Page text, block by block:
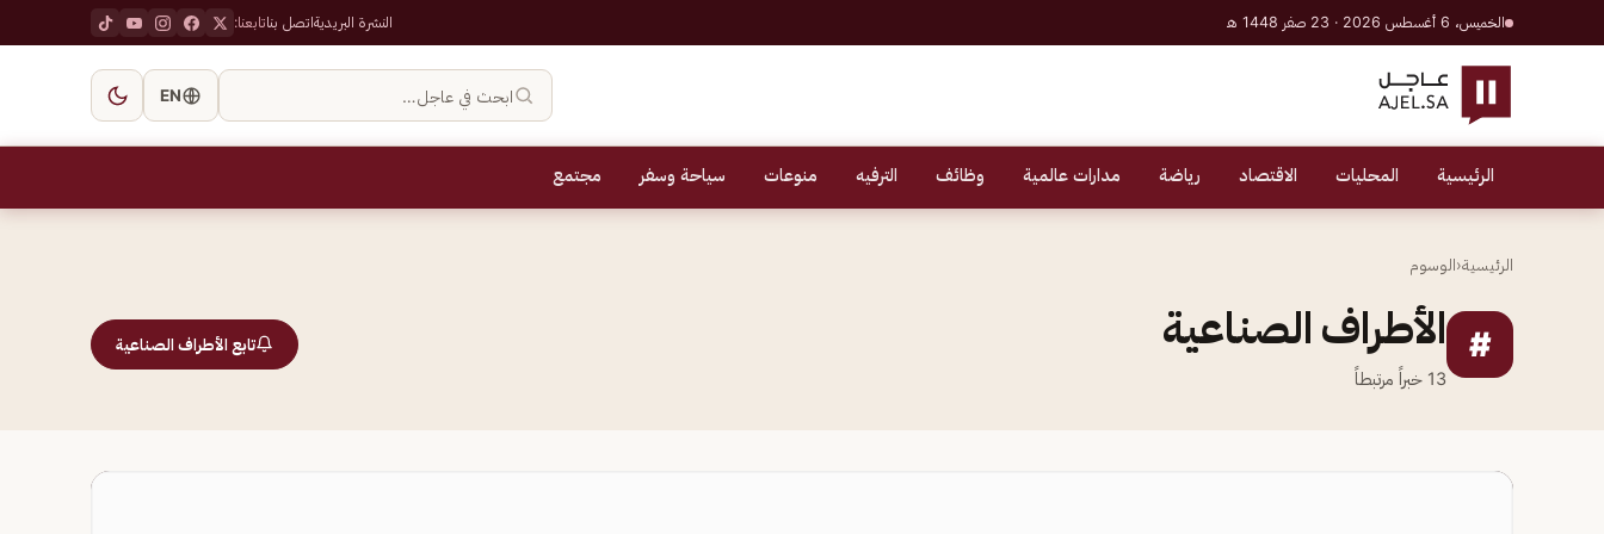
الخميس، 6 أغسطس 2026 · 23 صفر 1448 هـ النشرة البريديةاتصل بناتابعنا:
ابحث في عاجل… EN
الرئيسية المحليات الاقتصاد رياضة مدارات عالمية وظائف الترفيه منوعات سياحة وسفر مجتمع
الرئيسية‹الوسوم
# الأطراف الصناعية
13 خبراً مرتبطاً
تابع الأطراف الصناعية